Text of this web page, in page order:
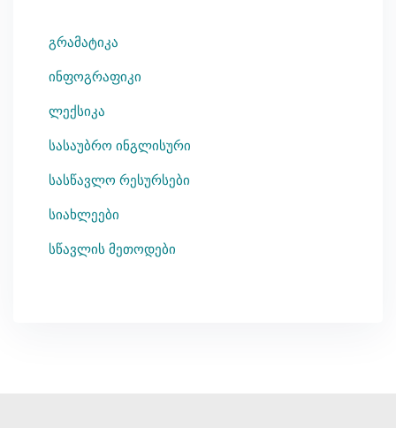
გრამატიკა
ინფოგრაფიკი
ლექსიკა
სასაუბრო ინგლისური
სასწავლო რესურსები
სიახლეები
სწავლის მეთოდები